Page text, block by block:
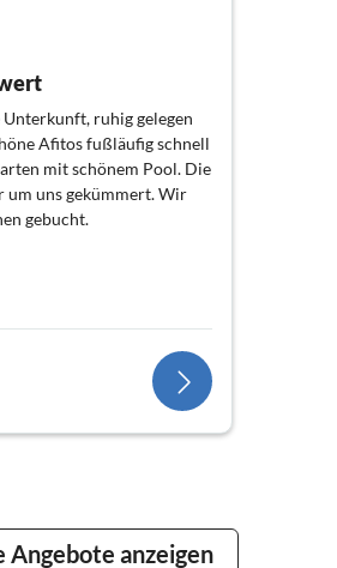
Unterkunft, ruhig gelegen
Afitos fußläufig schnell
mit schönem Pool. Die
um uns gekümmert. Wir
gebucht.
Angebote anzeigen